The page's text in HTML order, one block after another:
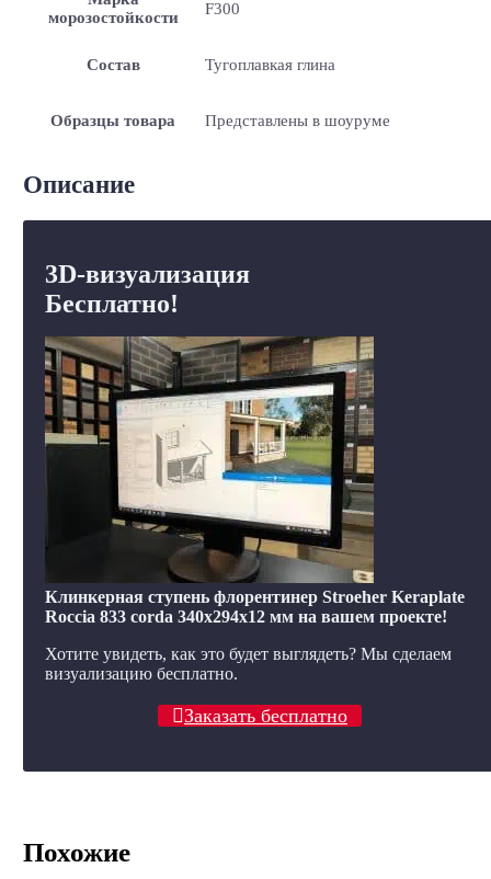
морозостойкости
F300
Состав Тугоплавкая глина
Образцы товара Представлены в шоуруме
Описание
3D-визуализация
Бесплатно!
Клинкерная ступень флорентинер Stroeher Keraplate
Roccia 833 corda 340х294х12 мм на вашем проекте!
Хотите увидеть, как это будет выглядеть? Мы сделаем
визуализацию бесплатно.
Заказать бесплатно
Похожие